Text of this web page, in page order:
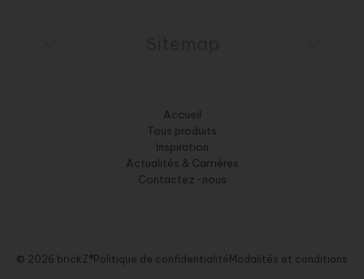
Accueil
Tous produits
Inspiration
Actualités & Carrières
Contactez-nous
© 2026 brickZ®Politique de confidentialité Modalités et conditions